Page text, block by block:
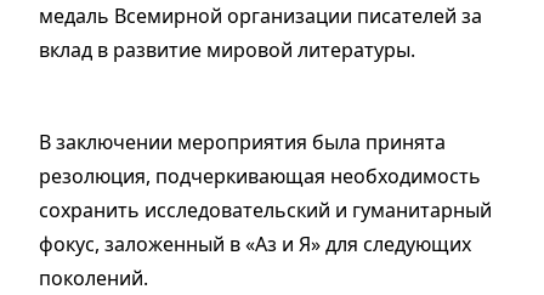
медаль Всемирной организации писателей за
вклад в развитие мировой литературы.
В заключении мероприятия была принята
резолюция, подчеркивающая необходимость
сохранить исследовательский и гуманитарный
фокус, заложенный в «Аз и Я» для следующих
поколений.